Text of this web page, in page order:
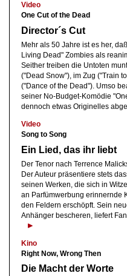
Video
One Cut of the Dead
Director´s Cut
Mehr als 50 Jahre ist es her,
Living Dead" Zombies als
Seither treiben die Untoten
("Dead Snow"), im Zug ("Train
("Dance of the Dead"). Umso
seiner No-Budget-Komödie
dennoch etwas Originelles
Video
Song to Song
Ein Lied, das ihr liebt
Der Tenor nach Terrence
Der Auteur präsentiere stets
seinen Werken, die sich in
an Parfümwerbung erinnernde
den Feldern erschöpft. Sein
Anhänger bescheren, liefert
Kino
Right Now, Wrong Then
Die Macht der Worte